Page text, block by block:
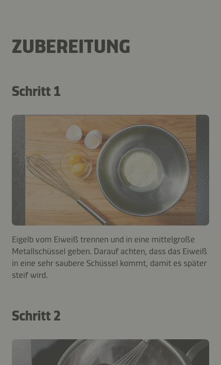
ZUBEREITUNG
Schritt 1
Eigelb vom Eiweiß trennen und in eine mittelgroße
Metallschüssel geben. Darauf achten, dass das Eiweiß
in eine sehr saubere Schüssel kommt, damit es später
steif wird.
Schritt 2